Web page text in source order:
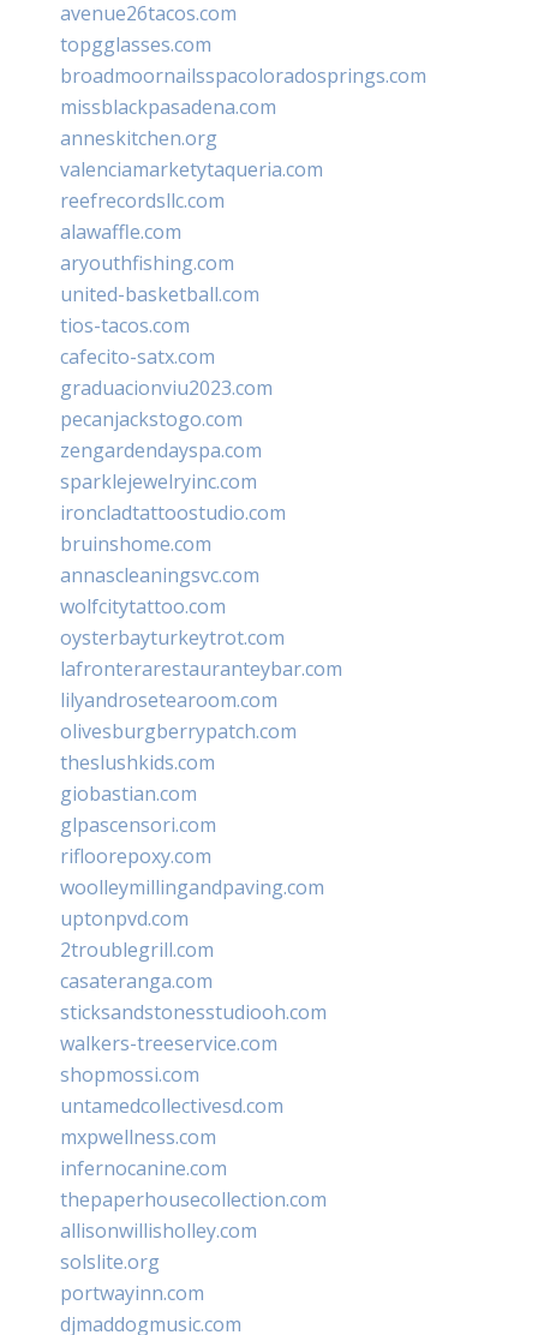
avenue26tacos.com
topgglasses.com
broadmoornailsspacoloradosprings.com
missblackpasadena.com
anneskitchen.org
valenciamarketytaqueria.com
reefrecordsllc.com
alawaffle.com
aryouthfishing.com
united-basketball.com
tios-tacos.com
cafecito-satx.com
graduacionviu2023.com
pecanjackstogo.com
zengardendayspa.com
sparklejewelryinc.com
ironcladtattoostudio.com
bruinshome.com
annascleaningsvc.com
wolfcitytattoo.com
oysterbayturkeytrot.com
lafronterarestauranteybar.com
lilyandrosetearoom.com
olivesburgberrypatch.com
theslushkids.com
giobastian.com
glpascensori.com
rifloorepoxy.com
woolleymillingandpaving.com
uptonpvd.com
2troublegrill.com
casateranga.com
sticksandstonesstudiooh.com
walkers-treeservice.com
shopmossi.com
untamedcollectivesd.com
mxpwellness.com
infernocanine.com
thepaperhousecollection.com
allisonwillisholley.com
solslite.org
portwayinn.com
djmaddogmusic.com